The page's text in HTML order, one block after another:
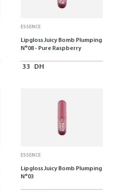
ESSENCE
Lipgloss Juicy Bomb Plumping
N°08 - Pure Raspberry
33 DH
ESSENCE
Lipgloss Juicy Bomb Plumping
N°03